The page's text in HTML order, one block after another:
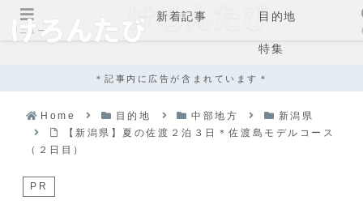
新着記事 目的地
特集
＊記事内に広告が含まれています＊
Home 目的地 中部地方
新潟県
【新潟県】夏の佐渡２泊３日＊佐渡島モデルコース
（２日目）
PR
メニュー